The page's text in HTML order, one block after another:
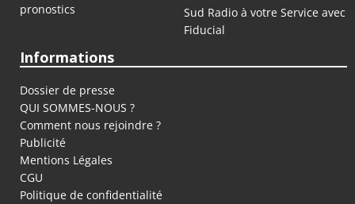
pronostics
Sud Radio à votre Service avec
Fiducial
Informations
Dossier de presse
QUI SOMMES-NOUS ?
Comment nous rejoindre ?
Publicité
Mentions Légales
CGU
Politique de confidentialité